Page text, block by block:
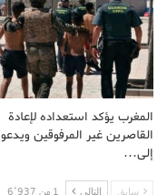
المغرب يؤكد استعداده لإعادة
القاصرين غير المرفوقين ويدعو
إلى…
سابق التالى